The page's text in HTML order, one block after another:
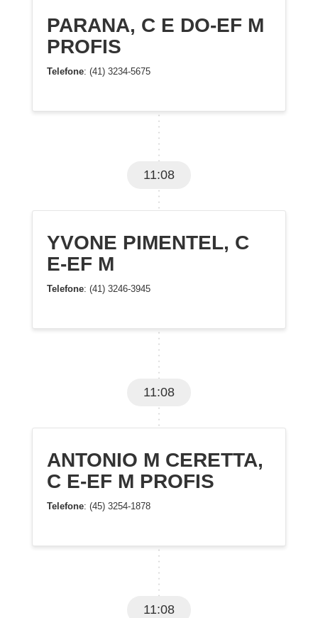
PARANA, C E DO-EF M
PROFIS
Telefone: (41) 3234-5675
11:08
YVONE PIMENTEL, C
E-EF M
Telefone: (41) 3246-3945
11:08
ANTONIO M CERETTA,
C E-EF M PROFIS
Telefone: (45) 3254-1878
11:08